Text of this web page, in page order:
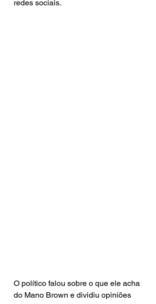
redes sociais.
O político falou sobre o que ele acha
do Mano Brown e dividiu opiniões